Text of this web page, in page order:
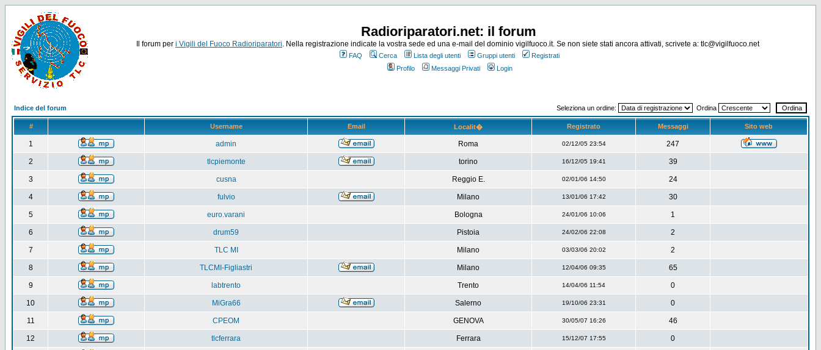
Radioriparatori.net: il forum
Il forum per i Vigili del Fuoco Radioriparatori. Nella registrazione indicate la vostra sede ed una e-mail del dominio vigilfuoco.it. Se non siete stati ancora attivati, scrivete a: tlc@vigilfuoco.net
FAQ Cerca Lista degli utenti Gruppi utenti
Registrati
Profilo
Messaggi Privati Login
Indice del forum Seleziona un ordine: Ordina
# Username Email Localit� Registrato Messaggi Sito web
1 admin Roma 02/12/05 23:54 247
2 tlcpiemonte torino 16/12/05 19:41 39
3 cusna Reggio E. 02/01/06 14:50 24
4 fulvio Milano 13/01/06 17:42 30
5 euro.varani Bologna 24/01/06 10:06 1
6 drum59 Pistoia 24/02/06 22:08 2
7 TLC MI Milano 03/03/06 20:02 2
8 TLCMI-Figliastri Milano 12/04/06 09:35 65
9 labtrento Trento 14/04/06 11:54 0
10 MiGra66 Salerno 19/10/06 23:31 0
11 CPEOM GENOVA 30/05/07 16:26 46
12 tlcferrara Ferrara 15/12/07 17:55 0